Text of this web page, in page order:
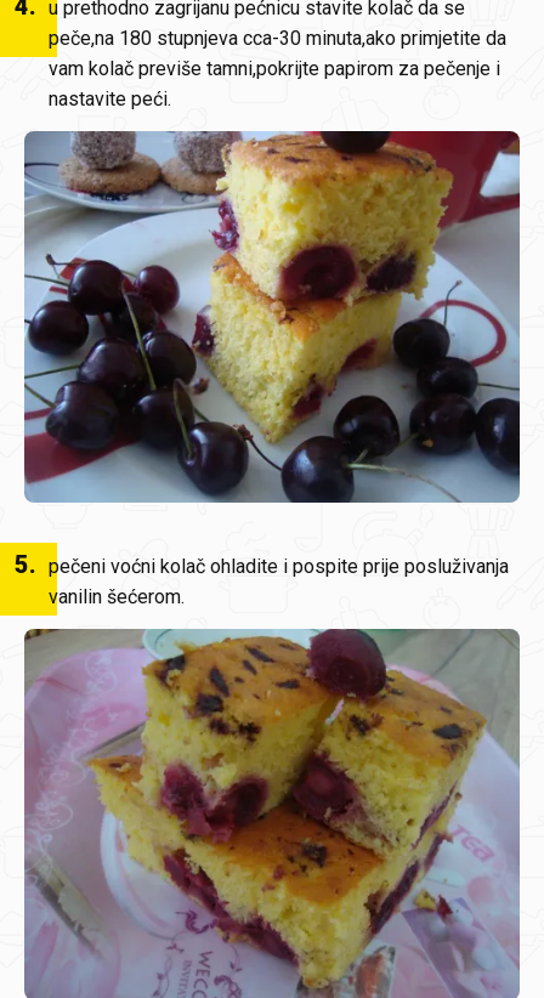
4. u prethodno zagrijanu pećnicu stavite kolač da se
peče,na 180 stupnjeva cca-30 minuta,ako primjetite da
vam kolač previše tamni,pokrijte papirom za pečenje i
nastavite peći.
5. pečeni voćni kolač ohladite i pospite prije posluživanja
vanilin šećerom.